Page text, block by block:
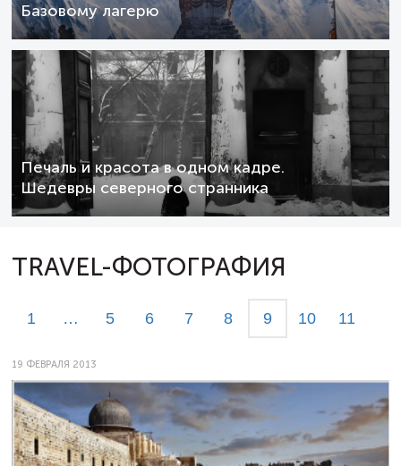
Базовому лагерю
Печаль и красота в одном кадре.
Шедевры северного странника
TRAVEL-ФОТОГРАФИЯ
1 … 5 6 7 8 9 10 11
19 ФЕВРАЛЯ 2013